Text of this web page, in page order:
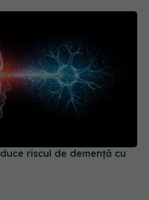
riscul de demență cu